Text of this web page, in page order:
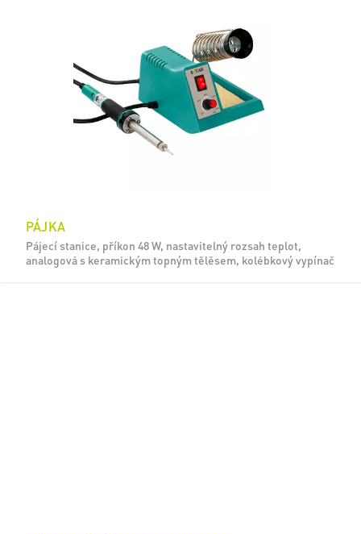
PÁJKA
Pájecí stanice, příkon 48 W, nastavitelný rozsah teplot,
analogová s keramickým topným tělěsem, kolébkový vypínač